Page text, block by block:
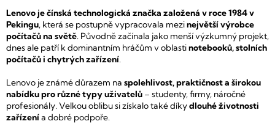
Lenovo je čínská technologická značka založená v roce 1984 v
Pekingu, která se postupně vypracovala mezinejvětší výrobce
počítačů na světě. Původně začínala jako menší výzkumný projekt,
dnes ale patří k dominantním hráčům v oblastinotebooků, stolních
počítačů i chytrých zařízení.
Lenovo je známé důrazem na spolehlivost, praktičnost a širokou
nabídku pro různé typy uživatelů – studenty, firmy, náročné
profesionály. Velkou oblibu si získalo také díkydlouhé životnosti
zařízenía dobré podpoře.